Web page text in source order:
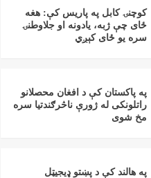
کوچنۍ کابل په پاریس کې: هغه
ځای چې ژبه، یادونه او جلاوطنۍ
سره یو ځای کېږي
په پاکستان کې د افغان محصلانو
راتلونکی له ژورې ناڅرګندتیا سره
مخ شوی
په هالند کې د پښتو ډیجیټل